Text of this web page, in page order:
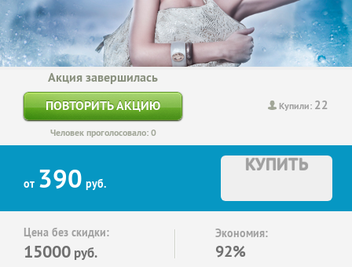
Купили: 22
Акция завершилась
ПОВТОРИТЬ АКЦИЮ
Человек проголосовало: 0
от 390 руб.
КУПИТЬ
Цена без скидки:
15000 руб.
Экономия:
92%